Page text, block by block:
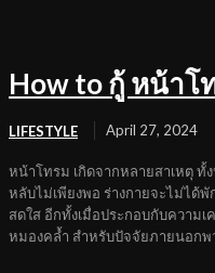
How to กู้ หน้าโ
LIFESTYLE April 27, 2024
หน้าโทรม เกิดจากหลายสาเหตุ
หลับไม่เพียงพอ ร่างกายจะไม่ได้
สดใส อีกทั้งเมื่อประกอบกับความ
หมองคล้ำ สำหรับปัจจัยภายนอกพว